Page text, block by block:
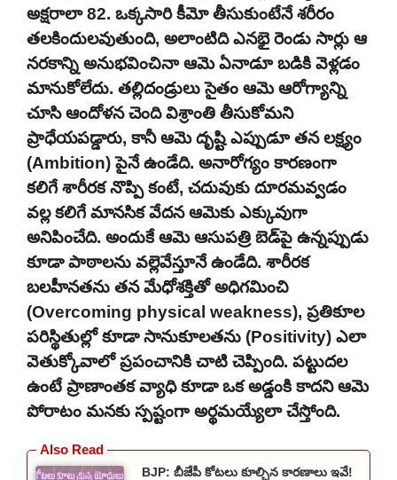
అక్షరాలా 82. ఒక్కసారి కీమో తీసుకుంటేనే శరీరం
తలకిందులవుతుంది, అలాంటిది ఎనభై రెండు సార్లు ఆ
నరకాన్ని అనుభవించినా ఆమె ఏనాడూ బడికి వెళ్లడం
మానుకోలేదు. తల్లిదండ్రులు సైతం ఆమె ఆరోగ్యాన్ని
చూసి ఆందోళన చెంది విశ్రాంతి తీసుకోమని
ప్రాధేయపడ్డారు, కానీ ఆమె దృష్టి ఎప్పుడూ తన లక్ష్యం
(Ambition) పైనే ఉండేది. అనారోగ్యం కారణంగా
కలిగే శారీరక నొప్పి కంటే, చదువుకు దూరమవ్వడం
వల్ల కలిగే మానసిక వేదన ఆమెకు ఎక్కువుగా
అనిపించేది. అందుకే ఆమె ఆసుపత్రి బెడ్‌పై ఉన్నప్పుడు
కూడా పాఠాలను వల్లెవేస్తూనే ఉండేది. శారీరక
బలహీనతను తన మేధోశక్తితో అధిగమించి
(Overcoming physical weakness), ప్రతికూల
పరిస్థితుల్లో కూడా సానుకూలతను (Positivity) ఎలా
వెతుక్కోవాలో ప్రపంచానికి చాటి చెప్పింది. పట్టుదల
ఉంటే ప్రాణాంతక వ్యాధి కూడా ఒక అడ్డంకి కాదని ఆమె
పోరాటం మనకు స్పష్టంగా అర్థమయ్యేలా చేస్తోంది.
BJP: బీజేపీ కోటలు కూల్చిన కారణాలు ఇవే!